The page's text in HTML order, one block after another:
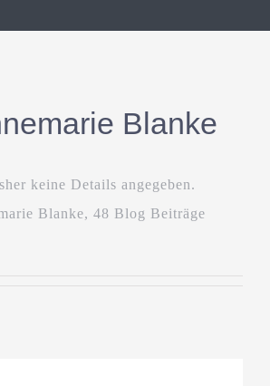
Blanke
keine Details angegeben.
Blanke, 48 Blog Beiträge